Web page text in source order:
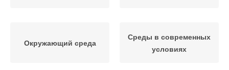
Окружающий среда
Среды в современных
условиях